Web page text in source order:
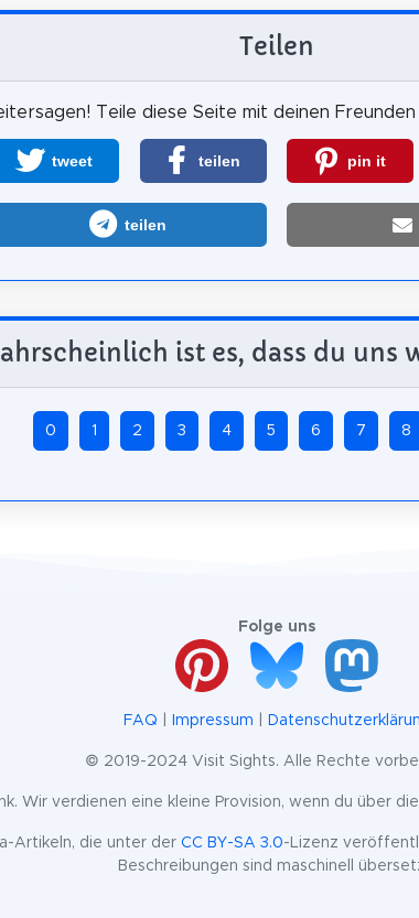
Teilen
Teile diese Seite mit deinen Freunden
tweet teilen pin it
teilen
ist es, dass du uns
0 1 2 3 4 5 6 7 8
Folge uns
FAQ Impressum
© 2019-2024 Visit Sights. Alle Rechte
Wir verdienen eine kleine Provision, wenn du über
Artikeln, die unter der CC BY-SA 3.0-Lizenz
Beschreibungen sind maschinell